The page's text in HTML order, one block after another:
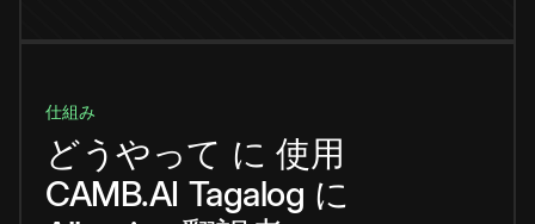
仕組み
どうやって に 使用
CAMB.AI Tagalog に